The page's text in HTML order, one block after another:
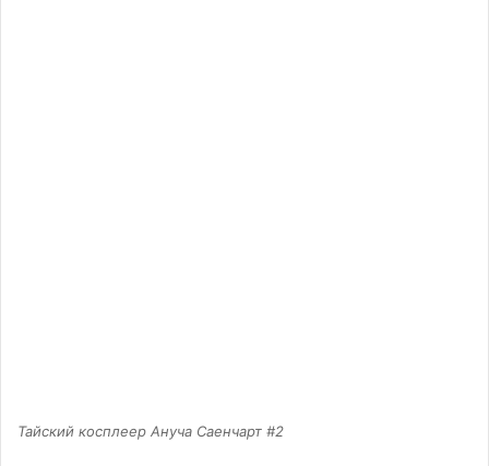
Тайский косплеер Ануча Саенчарт #2